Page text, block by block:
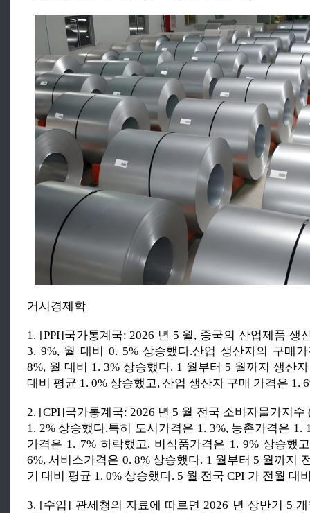
거시경제학
1. [PPI]국가통계국: 2026 년 5 월, 중국의 산업제품 생
3. 9%, 월 대비 0. 5% 상승했다.산업 생산자의 구매
8%, 월 대비 1. 3% 상승했다. 1 월부터 5 월까지 생산
대비 평균 1. 0% 상승했고, 산업 생산자 구매 가격은 1.
2. [CPI]국가통계국: 2026 년 5 월 전국 소비자물가지수
1. 2% 상승했다.특히 도시가격은 1. 3%, 농촌가격은 1.
가격은 1. 7% 하락했고, 비식품가격은 1. 9% 상승했
6%, 서비스가격은 0. 8% 상승했다. 1 월부터 5 월까지
기 대비 평균 1. 0% 상승했다. 5 월 전국 CPI 가 전월 대
3. [수입] 관세청의 자료에 따르면 2026 년 상반기 5